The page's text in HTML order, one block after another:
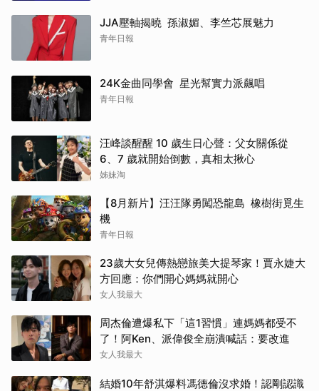
JJA壓軸揭曉 孫淑媚、李竺芯展魅力
青年日報
24K金曲同學會 星光幫實力派飆唱
青年日報
汪峰談醒醒 10 歲生日心聲：父女關係從
6、7 歲就開始倒數，真相太揪心
姊妹淘
【8月新片】汪汪隊勇闖恐龍島 橡樹街覓生
機
青年日報
23歲大女兒傳熱戀旅美大提琴家！賈永婕大
方回應：你們開心媽媽就開心
女人我最大
周杰倫遭爆私下「這1習慣」連媽媽都受不
了！阿Ken、派偉俊全崩潰喊話：要改進
女人我最大
結婚10年舒淇爆料馮德倫沒求婚！認剛認識